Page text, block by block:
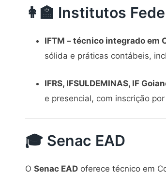
👩‍🏫 Institutos
IFTM – técnico integrado em
sólida e práticas contábeis,
IFRS, IFSULDEMINAS, IF
e presencial, com inscrição
🎓 Senac EAD
O Senac EAD oferece técnico em